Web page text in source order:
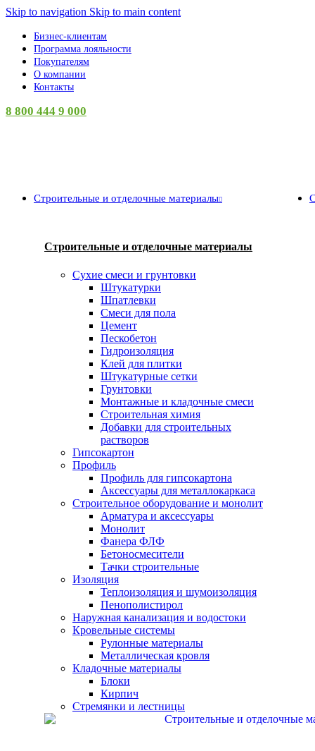
Skip to navigation Skip to main content
Бизнес-клиентам
Программа лояльности
Покупателям
О компании
Контакты
8 800 444 9 000
Строительные и отделочные материалы
Строительные и отделочные материалы
Сухие смеси и грунтовки
Штукатурки
Шпатлевки
Смеси для пола
Цемент
Пескобетон
Гидроизоляция
Клей для плитки
Штукатурные сетки
Грунтовки
Монтажные и кладочные смеси
Строительная химия
Добавки для строительных
растворов
Гипсокартон
Профиль
Профиль для гипсокартона
Аксессуары для металлокаркаса
Строительное оборудование и монолит
Арматура и аксессуары
Монолит
Фанера ФЛФ
Бетоносмесители
Тачки строительные
Изоляция
Теплоизоляция и шумоизоляция
Пенополистирол
Наружная канализация и водостоки
Кровельные системы
Рулонные материалы
Металлическая кровля
Кладочные материалы
Блоки
Кирпич
Стремянки и лестницы